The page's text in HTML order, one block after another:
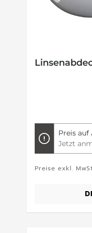
Preis auf
Jetzt
Preise exkl.